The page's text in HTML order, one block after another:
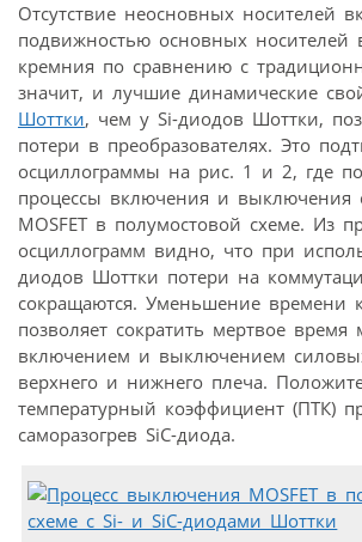
Отсутствие неосновных носителей
подвижностью основных носителей
кремния по сравнению с
значит, и лучшие динамические
Шоттки, чем у Si-диодов Шоттки,
потери в преобразователях. Это
осциллограммы на рис. 1 и 2, где
процессы включения и выключения
MOSFET в полумостовой схеме. Из
осциллограмм видно, что при
диодов Шоттки потери на
сокращаются. Уменьшение времени
позволяет сократить мертвое время
включением и выключением
верхнего и нижнего плеча.
температурный коэффициент (ПТК)
саморазогрев SiC-диода.